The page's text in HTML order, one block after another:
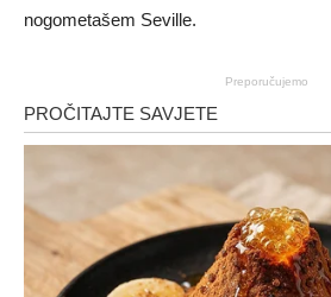
nogometašem Seville.
Preporučujemo